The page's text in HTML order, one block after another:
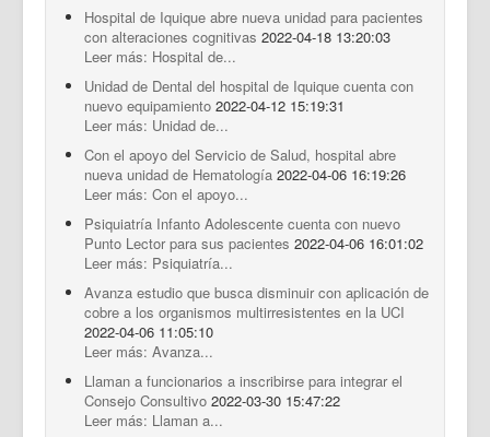
Hospital de Iquique abre nueva unidad para pacientes
con alteraciones cognitivas 2022-04-18 13:20:03
Leer más: Hospital de...
Unidad de Dental del hospital de Iquique cuenta con
nuevo equipamiento 2022-04-12 15:19:31
Leer más: Unidad de...
Con el apoyo del Servicio de Salud, hospital abre
nueva unidad de Hematología 2022-04-06 16:19:26
Leer más: Con el apoyo...
Psiquiatría Infanto Adolescente cuenta con nuevo
Punto Lector para sus pacientes 2022-04-06 16:01:02
Leer más: Psiquiatría...
Avanza estudio que busca disminuir con aplicación de
cobre a los organismos multirresistentes en la UCI
2022-04-06 11:05:10
Leer más: Avanza...
Llaman a funcionarios a inscribirse para integrar el
Consejo Consultivo 2022-03-30 15:47:22
Leer más: Llaman a...